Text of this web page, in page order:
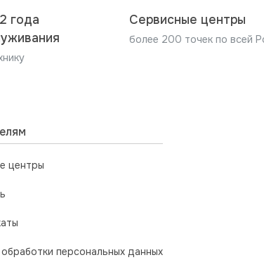
года
Сервисные центры
более 200 точек по всей
центры
персональных данных